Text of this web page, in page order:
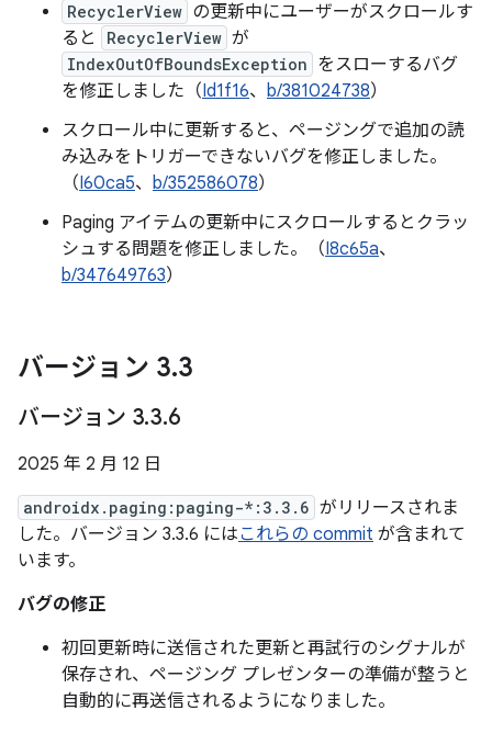
RecyclerView の更新中にユーザーがスクロールす
ると
RecyclerView が
IndexOutOfBoundsException をスローするバグ
を修正しました（Id1f16、 b/381024738）
スクロール中に更新すると、ページングで追加の読
み込みをトリガーできないバグを修正しました。
（I60ca5、 b/352586078）
Paging アイテムの更新中にスクロールするとクラッ
シュする問題を修正しました。（I8c65a、
b/347649763）
バージョン 3.3
バージョン 3.3.6
2025 年 2 月 12 日
androidx.paging:paging-*:3.3.6 がリリースされま
した。バージョン 3.3.6 にはこれらの commit が含まれて
います。
バグの修正
初回更新時に送信された更新と再試行のシグナルが
保存され、ページング プレゼンターの準備が整うと
自動的に再送信されるようになりました。